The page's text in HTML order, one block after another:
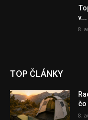
v...
8.
TOP ČLÁNKY
čo
8.